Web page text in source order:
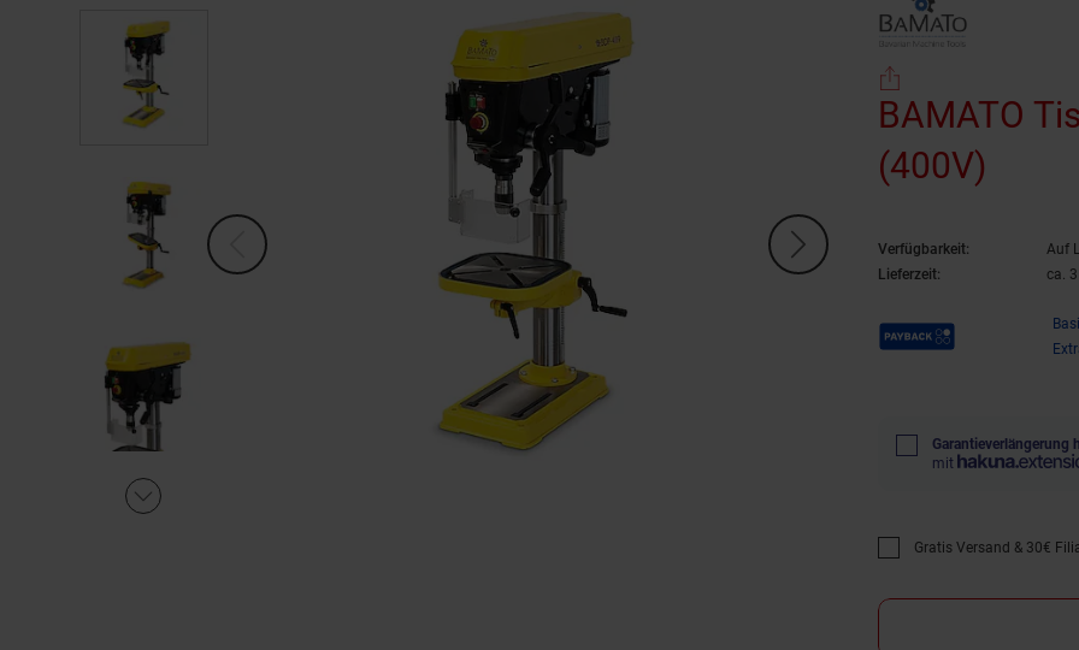
BAMATO
(400V)
Verfügbarkeit:
Auf
Lieferzeit:
ca.
Payback Punkte
Garantieverlängerung
mit
Promotion "Gratis
Gratis Versand & 30€